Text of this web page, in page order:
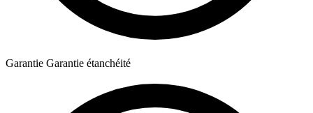
Garantie Garantie étanchéité